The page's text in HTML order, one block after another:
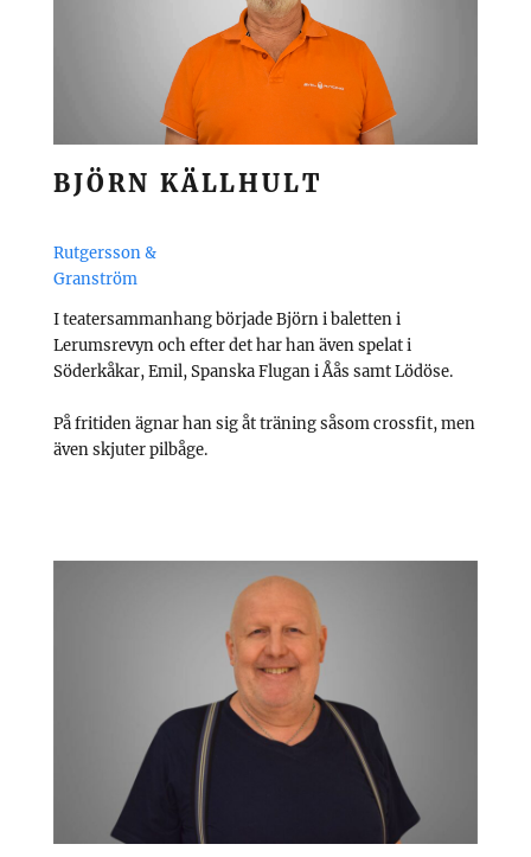
BJÖRN KÄLLHULT
Rutgersson &
Granström
I teatersammanhang började Björn i baletten i
Lerumsrevyn och efter det har han även spelat i
Söderkåkar, Emil, Spanska Flugan i Åås samt Lödöse.
På fritiden ägnar han sig åt träning såsom crossfit, men
även skjuter pilbåge.